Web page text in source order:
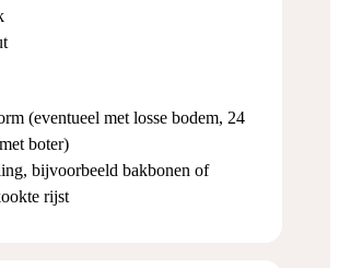
(eventueel met losse bodem, 24
boter)
bijvoorbeeld bakbonen of
rijst